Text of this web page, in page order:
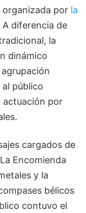
organizada por la
A diferencia de
la
dinámico
público
actuación por
cargados de
Encomienda
y la
bélicos
contuvo el